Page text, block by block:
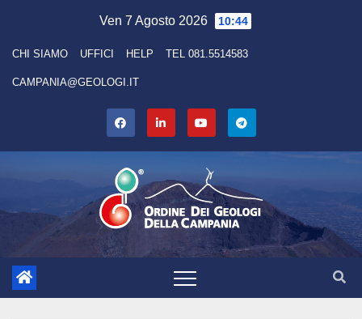
content
Ven 7 Agosto 2026 10:44
CHI SIAMO UFFICI HELP TEL 081.5514583
CAMPANIA@GEOLOGI.IT